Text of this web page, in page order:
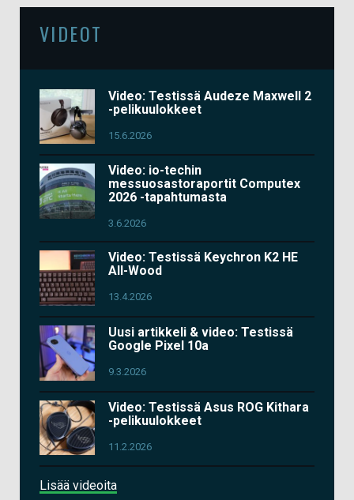
VIDEOT
Video: Testissä Audeze Maxwell 2
-pelikuulokkeet
15.6.2026
Video: io-techin
messuosastoraportit Computex
2026 -tapahtumasta
3.6.2026
Video: Testissä Keychron K2 HE
All-Wood
13.4.2026
Uusi artikkeli & video: Testissä
Google Pixel 10a
9.3.2026
Video: Testissä Asus ROG Kithara
-pelikuulokkeet
11.2.2026
Lisää videoita